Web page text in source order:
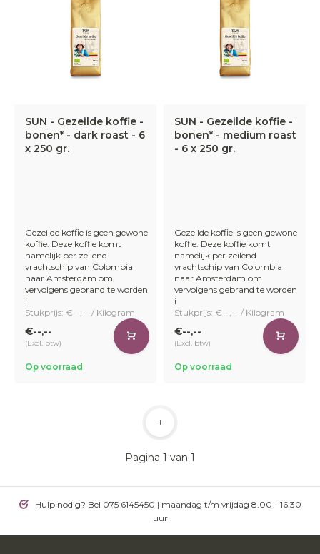
SUN - Gezeilde koffie -
bonen* - dark roast - 6
x 250 gr.
Gezeilde koffie is geen gewone
koffie. Deze koffie komt
namelijk per zeilend
vrachtschip van Colombia
naar Amsterdam om
vervolgens gebrand te worden
i
Stukprijs: €--,-- / Kilogram
€--,--
(Excl. btw)
Op voorraad
SUN - Gezeilde koffie -
bonen* - medium roast
- 6 x 250 gr.
Gezeilde koffie is geen gewone
koffie. Deze koffie komt
namelijk per zeilend
vrachtschip van Colombia
naar Amsterdam om
vervolgens gebrand te worden
i
Stukprijs: €--,-- / Kilogram
€--,--
(Excl. btw)
Op voorraad
Pagina 1 van 1
1
Hulp nodig? Bel 075 6145450 | maandag t/m vrijdag 8.00 - 16.30
uur